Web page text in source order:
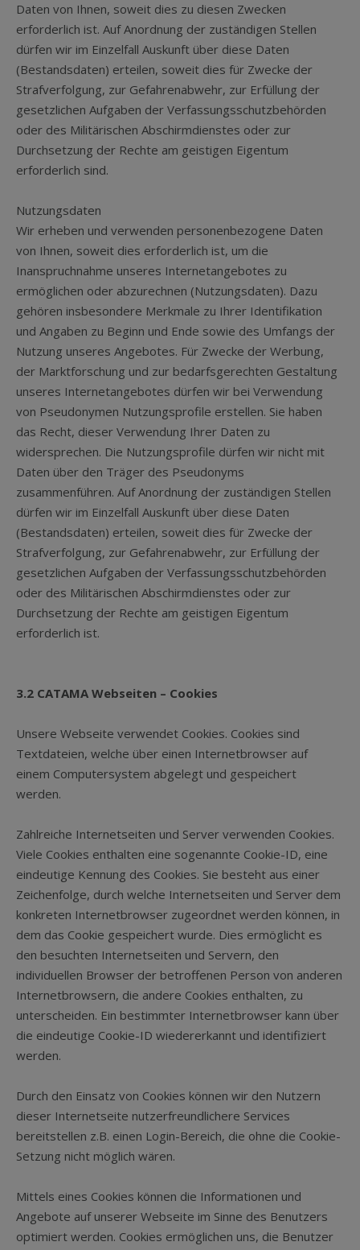
Daten von Ihnen, soweit dies zu diesen Zwecken
erforderlich ist. Auf Anordnung der zuständigen Stellen
dürfen wir im Einzelfall Auskunft über diese Daten
(Bestandsdaten) erteilen, soweit dies für Zwecke der
Strafverfolgung, zur Gefahrenabwehr, zur Erfüllung der
gesetzlichen Aufgaben der Verfassungsschutzbehörden
oder des Militärischen Abschirmdienstes oder zur
Durchsetzung der Rechte am geistigen Eigentum
erforderlich sind.
Nutzungsdaten
Wir erheben und verwenden personenbezogene Daten
von Ihnen, soweit dies erforderlich ist, um die
Inanspruchnahme unseres Internetangebotes zu
ermöglichen oder abzurechnen (Nutzungsdaten). Dazu
gehören insbesondere Merkmale zu Ihrer Identifikation
und Angaben zu Beginn und Ende sowie des Umfangs der
Nutzung unseres Angebotes. Für Zwecke der Werbung,
der Marktforschung und zur bedarfsgerechten Gestaltung
unseres Internetangebotes dürfen wir bei Verwendung
von Pseudonymen Nutzungsprofile erstellen. Sie haben
das Recht, dieser Verwendung Ihrer Daten zu
widersprechen. Die Nutzungsprofile dürfen wir nicht mit
Daten über den Träger des Pseudonyms
zusammenführen. Auf Anordnung der zuständigen Stellen
dürfen wir im Einzelfall Auskunft über diese Daten
(Bestandsdaten) erteilen, soweit dies für Zwecke der
Strafverfolgung, zur Gefahrenabwehr, zur Erfüllung der
gesetzlichen Aufgaben der Verfassungsschutzbehörden
oder des Militärischen Abschirmdienstes oder zur
Durchsetzung der Rechte am geistigen Eigentum
erforderlich ist.
3.2 CATAMA Webseiten – Cookies
Unsere Webseite verwendet Cookies. Cookies sind
Textdateien, welche über einen Internetbrowser auf
einem Computersystem abgelegt und gespeichert
werden.
Zahlreiche Internetseiten und Server verwenden Cookies.
Viele Cookies enthalten eine sogenannte Cookie-ID, eine
eindeutige Kennung des Cookies. Sie besteht aus einer
Zeichenfolge, durch welche Internetseiten und Server dem
konkreten Internetbrowser zugeordnet werden können, in
dem das Cookie gespeichert wurde. Dies ermöglicht es
den besuchten Internetseiten und Servern, den
individuellen Browser der betroffenen Person von anderen
Internetbrowsern, die andere Cookies enthalten, zu
unterscheiden. Ein bestimmter Internetbrowser kann über
die eindeutige Cookie-ID wiedererkannt und identifiziert
werden.
Durch den Einsatz von Cookies können wir den Nutzern
dieser Internetseite nutzerfreundlichere Services
bereitstellen z.B. einen Login-Bereich, die ohne die Cookie-
Setzung nicht möglich wären.
Mittels eines Cookies können die Informationen und
Angebote auf unserer Webseite im Sinne des Benutzers
optimiert werden. Cookies ermöglichen uns, die Benutzer